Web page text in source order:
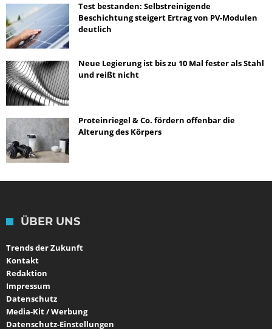
Test bestanden: Selbstreinigende
Beschichtung steigert Ertrag von PV-Modulen
deutlich
Neue Legierung ist bis zu 10 Mal fester als Stahl
und reißt nicht
Proteinriegel & Co. fördern offenbar die
Alterung des Körpers
ÜBER UNS
Trends der Zukunft
Kontakt
Redaktion
Impressum
Datenschutz
Media-Kit / Werbung
Datenschutz-Einstellungen